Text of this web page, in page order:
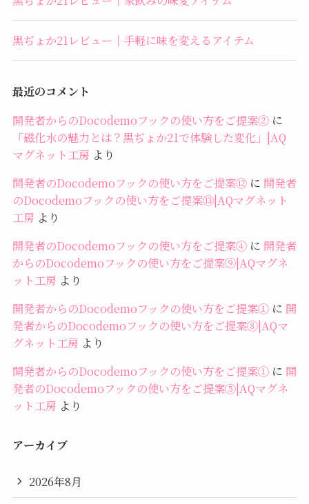
黒ぢょか21レビュー｜手軽に味を変えるアイテム
最近のコメント
開発者からのDocodemoフックの使い方をご提案②に
「磁化水の魅力とは？黒ぢょか21で体験した変化」|AQ
マグネット工房 より
開発者のDocodemoフックの使い方をご提案⑫に 開発者
のDocodemoフックの使い方をご提案⑬|AQマグネット
工房 より
開発者のDocodemoフックの使い方をご提案④に 開発者
からのDocodemoフックの使い方をご提案⑨|AQマグネ
ット工房 より
開発者からのDocodemoフックの使い方をご提案①に 開
発者からのDocodemoフックの使い方をご提案⑧|AQマ
グネット工房 より
開発者からのDocodemoフックの使い方をご提案①に 開
発者のDocodemoフックの使い方をご提案⑤|AQマグネ
ット工房 より
アーカイブ
2026年8月